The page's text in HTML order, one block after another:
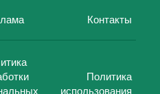
Контакты
Политика
использования